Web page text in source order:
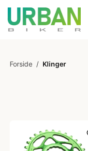
Forside / Klinger